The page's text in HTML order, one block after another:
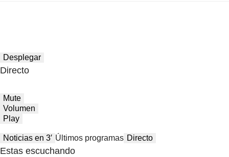
Desplegar
Directo
Mute
Volumen
Play
Noticias en 3′ Últimos programas Directo
Estas escuchando